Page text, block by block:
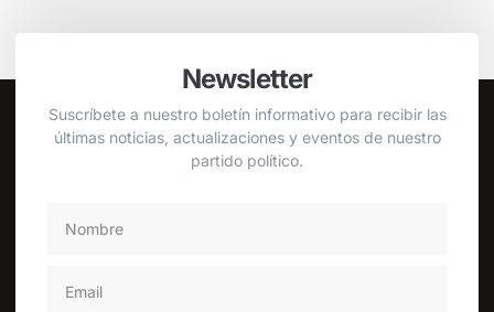
Newsletter
Suscríbete a nuestro boletín informativo para recibir las
últimas noticias, actualizaciones y eventos de nuestro
partido político.